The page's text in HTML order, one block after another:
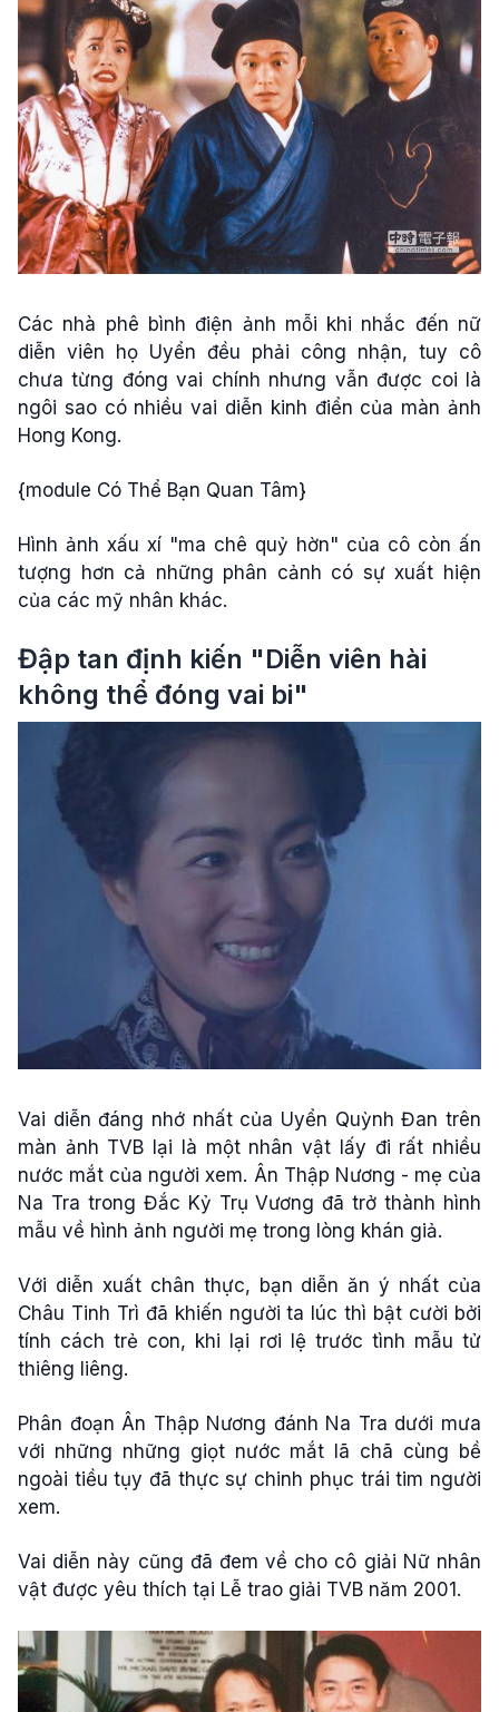
Các nhà phê bình điện ảnh mỗi khi nhắc đến nữ
diễn viên họ Uyển đều phải công nhận, tuy cô
chưa từng đóng vai chính nhưng vẫn được coi là
ngôi sao có nhiều vai diễn kinh điển của màn ảnh
Hong Kong.
{module Có Thể Bạn Quan Tâm}
Hình ảnh xấu xí "ma chê quỷ hờn" của cô còn ấn
tượng hơn cả những phân cảnh có sự xuất hiện
của các mỹ nhân khác.
Đập tan định kiến "Diễn viên hài
không thể đóng vai bi"
Vai diễn đáng nhớ nhất của Uyển Quỳnh Đan trên
màn ảnh TVB lại là một nhân vật lấy đi rất nhiều
nước mắt của người xem. Ân Thập Nương - mẹ của
Na Tra trong Đắc Kỷ Trụ Vương đã trở thành hình
mẫu về hình ảnh người mẹ trong lòng khán giả.
Với diễn xuất chân thực, bạn diễn ăn ý nhất của
Châu Tinh Trì đã khiến người ta lúc thì bật cười bởi
tính cách trẻ con, khi lại rơi lệ trước tình mẫu tử
thiêng liêng.
Phân đoạn Ân Thập Nương đánh Na Tra dưới mưa
với những những giọt nước mắt lã chã cùng bề
ngoài tiều tụy đã thực sự chinh phục trái tim người
xem.
Vai diễn này cũng đã đem về cho cô giải Nữ nhân
vật được yêu thích tại Lễ trao giải TVB năm 2001.